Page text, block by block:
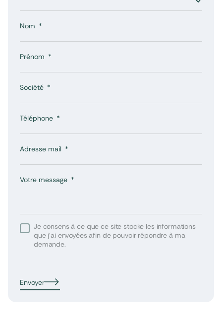
Nom
Prénom
Société
Téléphone
Adresse mail
Votre message
Je consens à ce que ce site stocke les informations
que j’ai envoyées afin de pouvoir répondre à ma
demande.
Envoyer